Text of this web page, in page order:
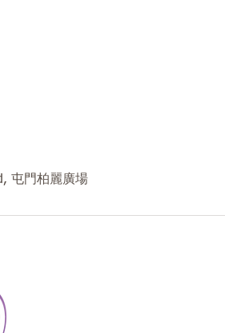
屯門柏麗廣場